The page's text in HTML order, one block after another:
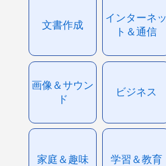
文書作成
インターネッ
ト＆通信
画像＆サウン
ド
ビジネス
家庭＆趣味 学習＆教育